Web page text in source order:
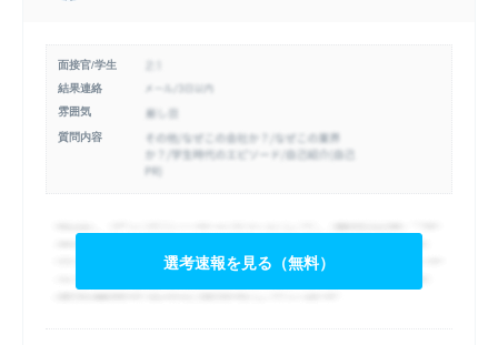
面接官/学生
結果連絡
雰囲気
質問内容
選考速報を見る（無料）